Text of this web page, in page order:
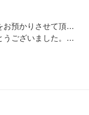
この度は、当社にて大切なお車をお預かりさせて頂き誠に有難うございました。今後もお客様に喜んで頂けるような、接客・技術の向上を目指して参ります。またご相談事等あれば、お気軽にお問合せくださいませ。
した。スタッフ一同